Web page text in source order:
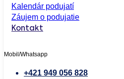
Kalendár podujatí
Záujem o podujatie
Kontakt
Mobil/Whatsapp
+421 949 056 828